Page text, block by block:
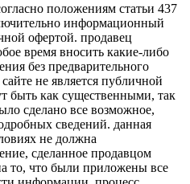
положениям статьи 437
информационный
офертой. продавец
время вносить какие-либо
без предварительного
не является публичной
быть как существенными, так
сделано все возможное,
сведений. данная
не должна
сделанное продавцом
то, что были приложены все